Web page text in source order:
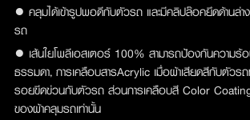
● คลุมได้เข้ารูปพอดีกับตัวรถ และมีคลิปล๊อคยึดด้านล่า
รถ
● เส้นใยโพลีเอสเตอร์ 100% สามารถป้องกันความร้
ธรรมดา, การเคลือบสารAcrylic เมื่อผ้าเสียดสีกับตัวรถ
รอยขีดข่วนกับตัวรถ ส่วนการเคลือบสี Color
ของผ้าคลุมรถเท่านั้น